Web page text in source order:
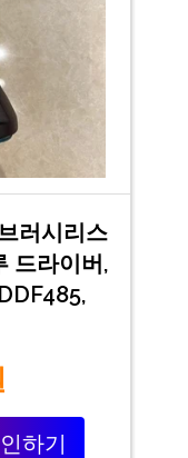
러시리스
드라이버,
하기